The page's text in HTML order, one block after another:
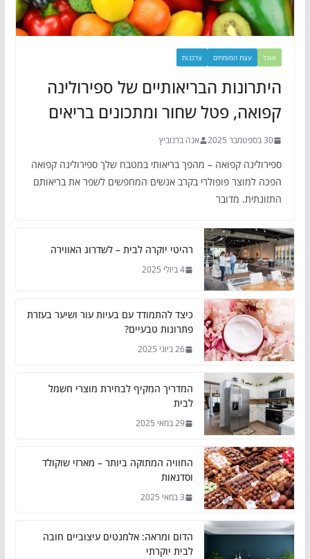
אוכל עצת המומחים צרכנות
היתרונות הבריאותיים של ספירולינה
קפואה, פטל שחור ומתכונים בריאים
30 בספטמבר 2025 אנה ברנוביץ
ספירולינה קפואה – מהפך בריאותי במטבח שלך ספירולינה קפואה
הפכה למוצר פופולרי בקרב אנשים המחפשים לשפר את בריאותם
התזונתית. מדובר
רהיטי יוקרה לבית – לשדרוג האווירה
4 ביולי 2025
כיצד להתמודד עם בעיות עור ושיער בעזרת
פתרונות טבעיים?
26 ביוני 2025
המדריך המקיף לבחירת מוצרי חשמל
לבית
29 במאי 2025
החוויה המתוקה ביותר – מארזי שוקולד
וסדנאות
3 במאי 2025
הדום ומראה: אלמנטים עיצוביים חובה
לבית יוקרתי